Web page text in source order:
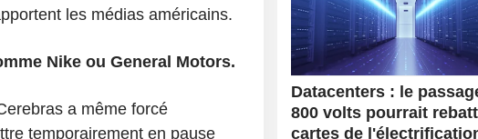
les médias américains.
Nike ou General Motors.
a même forcé
temporairement en pause
Datacenters : le
800 volts pourrait
cartes de